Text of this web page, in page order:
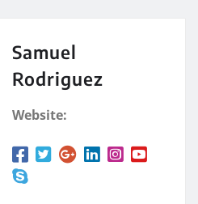
Samuel
Rodriguez
Website: